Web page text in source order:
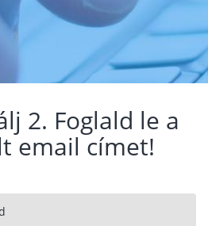
2. Foglald le a
email címet!